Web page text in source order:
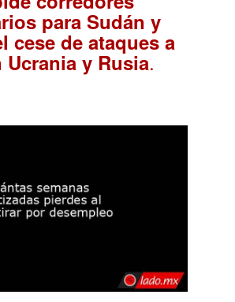
para Sudán y
cese de ataques a
y Rusia.